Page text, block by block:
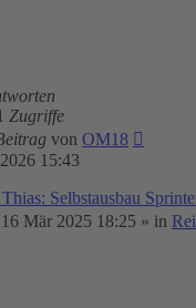
Zugriffe
von OM18
15:43
Selbstausbau
16 Mär 2025 18:25 » in